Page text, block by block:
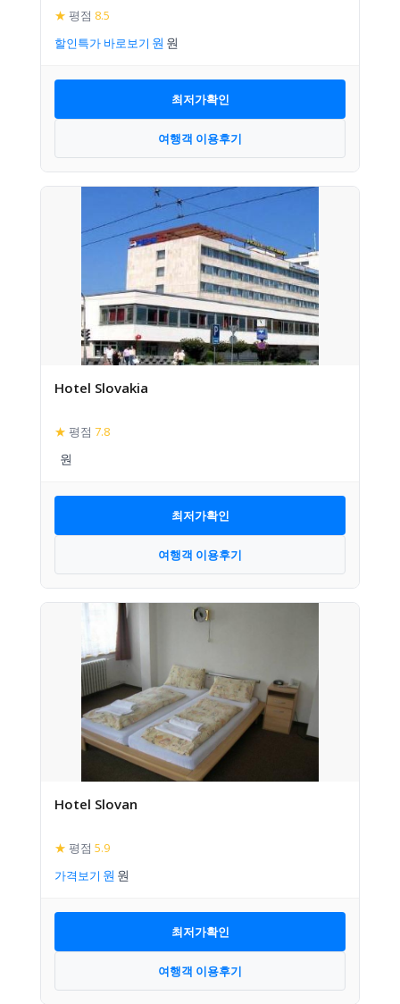
★ 평점 8.5
할인특가 바로보기
최저가확인
여행객 이용후기
Hotel Slovakia
★ 평점 7.8
최저가확인
여행객 이용후기
Hotel Slovan
★ 평점 5.9
가격보기
최저가확인
여행객 이용후기